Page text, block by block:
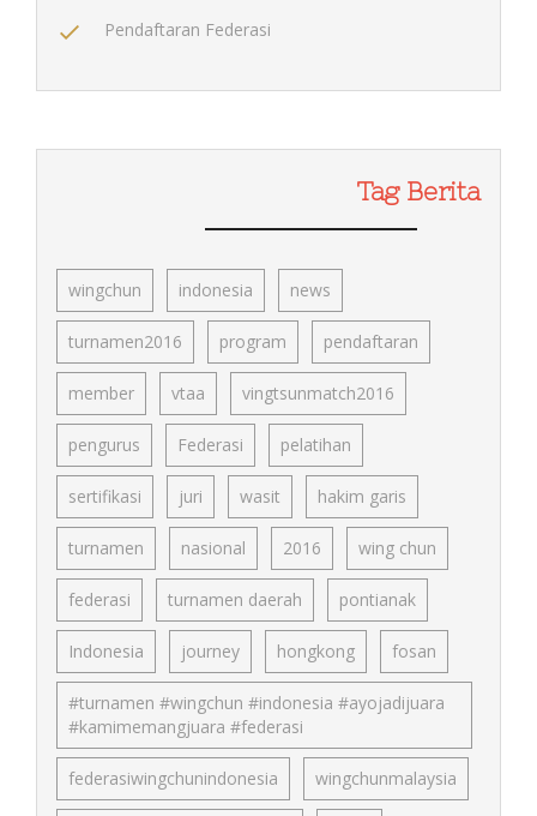
Pendaftaran Federasi
Tag Berita
wingchun indonesia news
turnamen2016 program pendaftaran
member vtaa vingtsunmatch2016
pengurus Federasi pelatihan
sertifikasi juri wasit hakim garis
turnamen nasional 2016 wing chun
federasi turnamen daerah pontianak
Indonesia journey hongkong fosan
#turnamen #wingchun #indonesia #ayojadijuara
#kamimemangjuara #federasi
federasiwingchunindonesia wingchunmalaysia